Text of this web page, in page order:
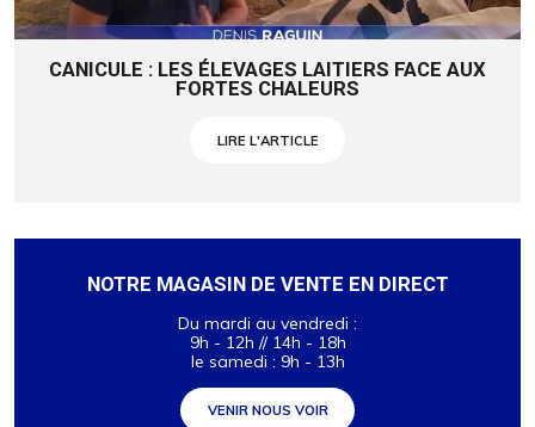
CANICULE : LES ÉLEVAGES LAITIERS FACE AUX
FORTES CHALEURS
LIRE L'ARTICLE
NOTRE MAGASIN DE VENTE EN DIRECT
Du mardi au vendredi :
9h - 12h // 14h - 18h
le samedi : 9h - 13h
VENIR NOUS VOIR